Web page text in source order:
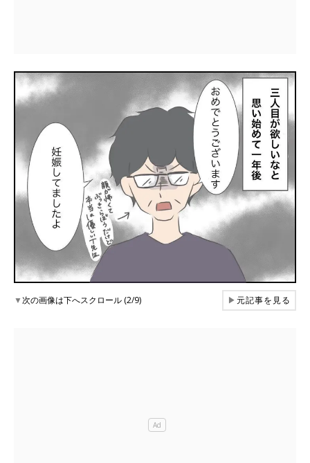
▼次の画像は下へスクロール (2/9) ▶元記事を見る